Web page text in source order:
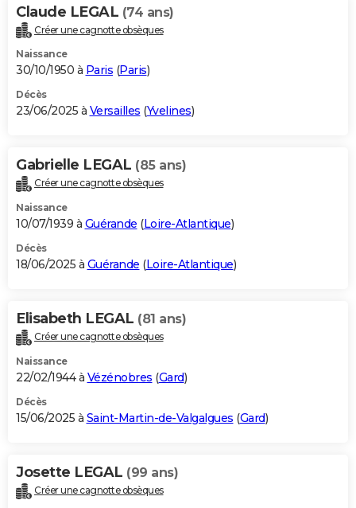
Claude LEGAL (74 ans)
Créer une cagnotte obsèques
Naissance
30/10/1950 à Paris (Paris)
Décès
23/06/2025 à Versailles (Yvelines)
Gabrielle LEGAL (85 ans)
Créer une cagnotte obsèques
Naissance
10/07/1939 à Guérande (Loire-Atlantique)
Décès
18/06/2025 à Guérande (Loire-Atlantique)
Elisabeth LEGAL (81 ans)
Créer une cagnotte obsèques
Naissance
22/02/1944 à Vézénobres (Gard)
Décès
15/06/2025 à Saint-Martin-de-Valgalgues (Gard)
Josette LEGAL (99 ans)
Créer une cagnotte obsèques